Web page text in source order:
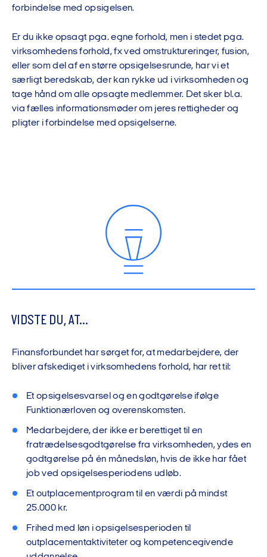
forbindelse med opsigelsen.
Er du ikke opsagt pga. egne forhold, men i stedet pga.
virksomhedens forhold, fx ved omstruktureringer, fusion,
eller som del af en større opsigelsesrunde, har vi et
særligt beredskab, der kan rykke ud i virksomheden og
tage hånd om alle opsagte medlemmer. Det sker bl.a.
via fælles informationsmøder om jeres rettigheder og
pligter i forbindelse med opsigelserne.
VIDSTE DU, AT...
Finansforbundet har sørget for, at medarbejdere, der
bliver afskediget i virksomhedens forhold, har ret til:
Et opsigelsesvarsel og en godtgørelse ifølge
Funktionærloven og overenskomsten.
Medarbejdere, der ikke er berettiget til en
fratrædelsesgodtgørelse fra virksomheden, ydes en
godtgørelse på én månedsløn, hvis de ikke har fået
job ved opsigelsesperiodens udløb.
Et outplacementprogram til en værdi på mindst
25.000 kr.
Frihed med løn i opsigelsesperioden til
outplacementaktiviteter og kompetencegivende